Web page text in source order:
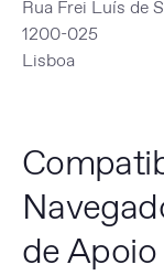
Rua Frei Luís de
1200-025
Lisboa
de Apoio